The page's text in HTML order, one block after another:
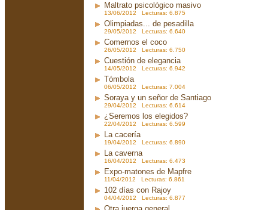
Maltrato psicológico masivo
13/06/2012 Lecturas: 6.875
Olimpiadas... de pesadilla
29/05/2012 Lecturas: 6.640
Comernos el coco
26/05/2012 Lecturas: 6.750
Cuestión de elegancia
14/05/2012 Lecturas: 6.942
Tómbola
06/05/2012 Lecturas: 7.004
Soraya y un señor de Santiago
29/04/2012 Lecturas: 6.614
¿Seremos los elegidos?
22/04/2012 Lecturas: 6.599
La cacería
19/04/2012 Lecturas: 6.890
La caverna
16/04/2012 Lecturas: 6.473
Expo-matones de Mapfre
11/04/2012 Lecturas: 6.861
102 días con Rajoy
04/04/2012 Lecturas: 6.877